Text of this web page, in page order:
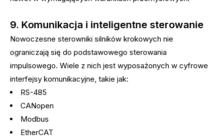
9. Komunikacja i inteligentne sterowanie
Nowoczesne sterowniki silników krokowych nie
ograniczają się do podstawowego sterowania
impulsowego. Wiele z nich jest wyposażonych w cyfrowe
interfejsy komunikacyjne, takie jak:
RS-485
CANopen
Modbus
EtherCAT